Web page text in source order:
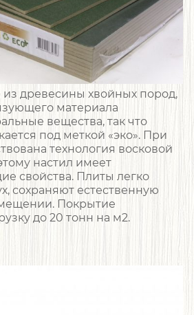
древесины хвойных пород,
материала
вещества, так что
под меткой «эко». При
технология восковой
настил имеет
свойства. Плиты легко
сохраняют естественную
Покрытие
до 20 тонн на м2.